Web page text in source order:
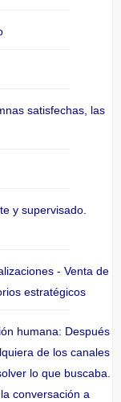
satisfechas, las
y supervisado.
- Venta de
estratégicos
humana: Después
de los canales
lo que buscaba.
conversación a